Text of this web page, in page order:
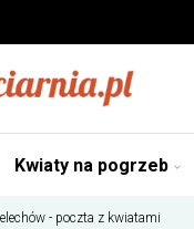
Kwiaty na pogrzeb
- poczta z kwiatami